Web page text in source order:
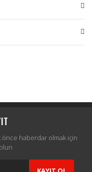
önce haberdar olmak için